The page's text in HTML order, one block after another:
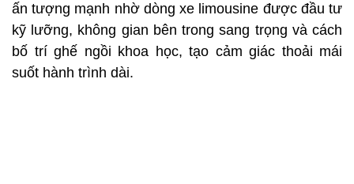
ấn tượng mạnh nhờ dòng xe limousine được đầu tư
kỹ lưỡng, không gian bên trong sang trọng và cách
bố trí ghế ngồi khoa học, tạo cảm giác thoải mái
suốt hành trình dài.